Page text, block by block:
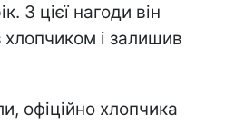
З цієї нагоди він
хлопчиком і залишив
офіційно хлопчика